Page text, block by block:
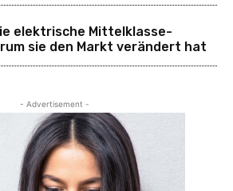
elektrische Mittelklasse-
sie den Markt verändert hat
- Advertisement -